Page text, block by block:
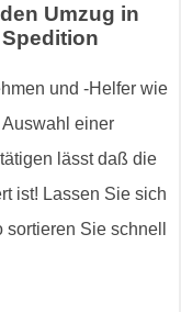
Umzug in
und -Helfer wie
einer
lässt daß die
ist! Lassen Sie sich
Sie schnell